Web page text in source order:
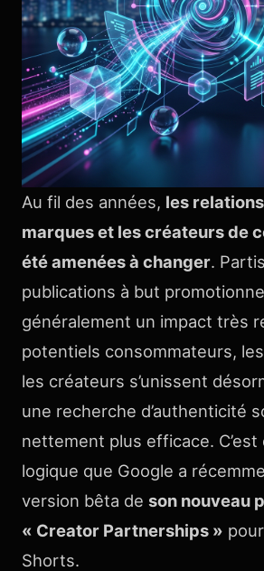
Au fil des années, les
marques et les créateurs de
été amenées à changer.
publications à but
généralement un impact très
potentiels consommateurs,
les créateurs s’unissent
une recherche d’authenticité
nettement plus efficace.
logique que Google a
version bêta de son nouveau
« Creator Partnerships »
Shorts.